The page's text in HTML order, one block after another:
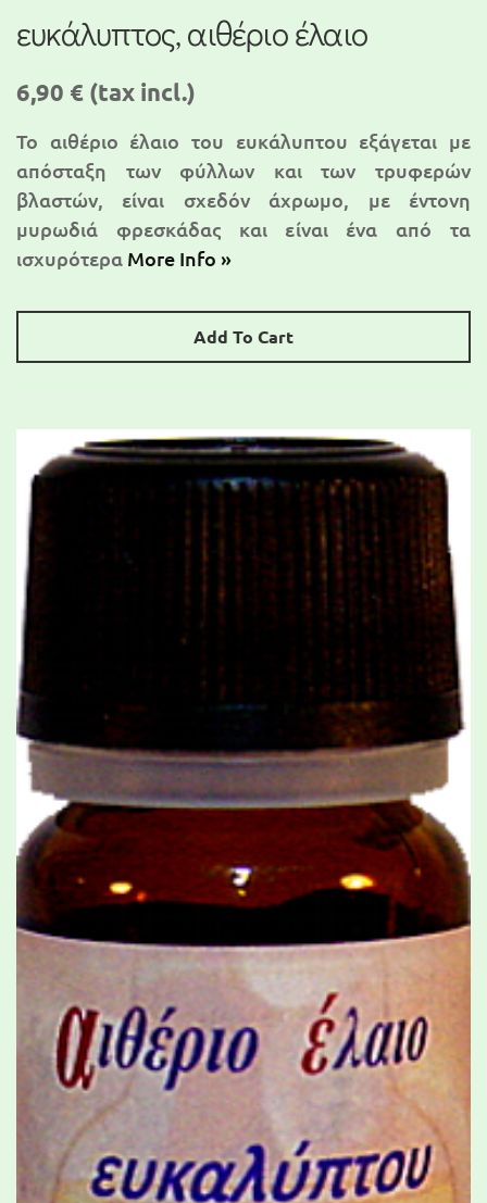
ευκάλυπτος, αιθέριο έλαιο
6,90 € (tax incl.)
Το αιθέριο έλαιο του ευκάλυπτου εξάγεται με
απόσταξη των φύλλων και των τρυφερών
βλαστών, είναι σχεδόν άχρωμο, με έντονη
μυρωδιά φρεσκάδας και είναι ένα από τα
ισχυρότερα More Info »
Add To Cart